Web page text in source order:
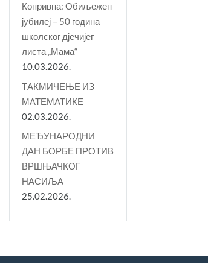
Копривна: Обиљежен
јубилеј – 50 година
школског дјечијег
листа „Мама“
10.03.2026.
ТАКМИЧЕЊЕ ИЗ
МАТЕМАТИКЕ
02.03.2026.
МЕЂУНАРОДНИ
ДАН БОРБЕ ПРОТИВ
ВРШЊАЧКОГ
НАСИЉА
25.02.2026.